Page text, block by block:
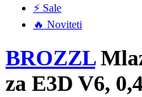
⚡ Sale
🔥 Noviteti
BROZZL
za E3D V6,